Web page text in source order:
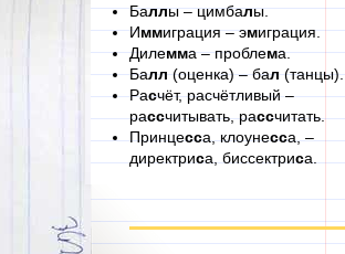
Баллы – цимбалы.
Иммиграция – эмиграция.
Дилемма – проблема.
Балл(оценка) – бал(танцы).
Расчёт, расчётливый –
рассчитывать, рассчитать.
Принцесса, клоунесса, –
директриса, биссектриса.